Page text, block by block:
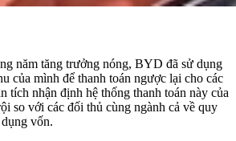
năm tăng trưởng nóng, BYD đã sử dụng
của mình để thanh toán ngược lại cho các
tích nhận định hệ thống thanh toán này của
so với các đối thủ cùng ngành cả về quy
vốn.